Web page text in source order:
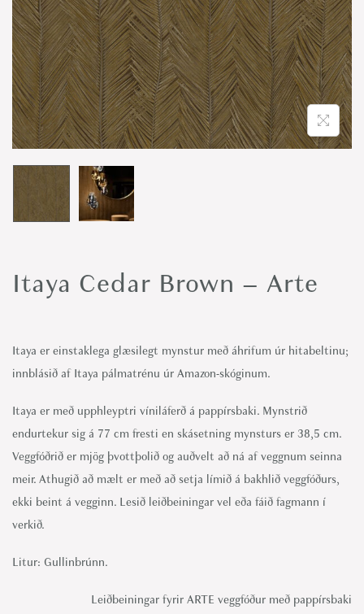
o
n
Itaya Cedar Brown – Arte
Itaya er einstaklega glæsilegt mynstur með áhrifum úr hitabeltinu;
innblásið af Itaya pálmatrénu úr Amazon-skóginum.
Itaya er með upphleyptri víniláferð á pappírsbaki. Mynstrið
endurtekur sig á 77 cm fresti en skásetning mynsturs er 38,5 cm.
Veggfóðrið er mjög þvottþolið og auðvelt að ná af veggnum seinna
meir. Athugið að mælt er með að setja límið á bakhlið veggfóðurs,
ekki beint á vegginn. Lesið leiðbeiningar vel eða fáið fagmann í
verkið.
Litur: Gullinbrúnn.
Leiðbeiningar fyrir ARTE veggfóður með pappírsbaki